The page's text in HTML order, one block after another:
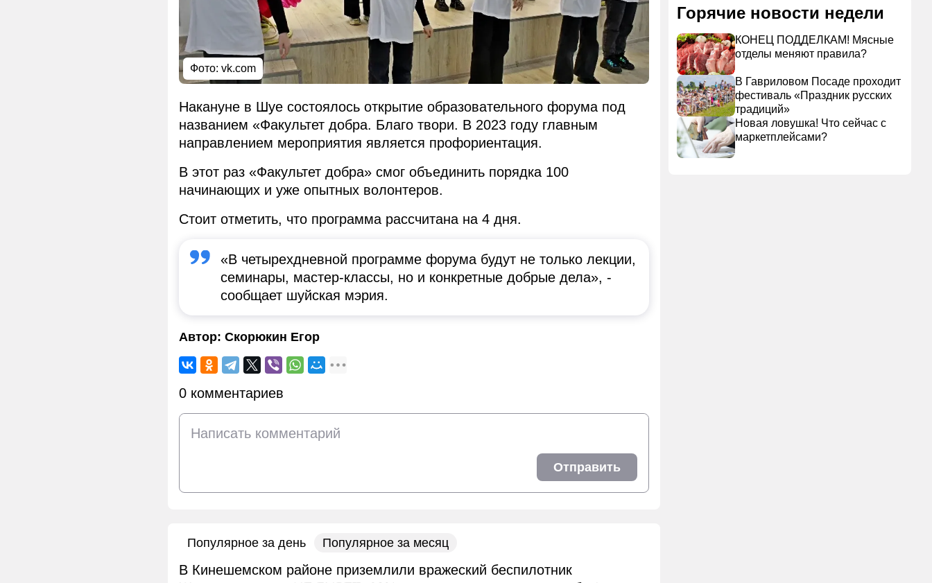
Фото: vk.com
Накануне в Шуе состоялось открытие образовательного форума под
названием «Факультет добра. Благо твори. В 2023 году главным
направлением мероприятия является профориентация.
В этот раз «Факультет добра» смог объединить порядка 100
начинающих и уже опытных волонтеров.
Стоит отметить, что программа рассчитана на 4 дня.
«В четырехдневной программе форума будут не только лекции,
семинары, мастер-классы, но и конкретные добрые дела», -
сообщает шуйская мэрия.
Автор: Скорюкин Егор
0 комментариев
Отправить
Популярное за день Популярное за месяц
В Кинешемском районе приземлили вражеский беспилотник
Горячие новости недели
КОНЕЦ ПОДДЕЛКАМ! Мясные
отделы меняют правила?
В Гавриловом Посаде проходит
фестиваль «Праздник русских
традиций»
Новая ловушка! Что сейчас с
маркетплейсами?